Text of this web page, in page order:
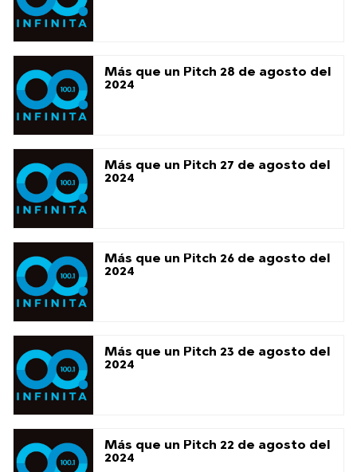
Más que un Pitch 28 de agosto del
2024
Más que un Pitch 27 de agosto del
2024
Más que un Pitch 26 de agosto del
2024
Más que un Pitch 23 de agosto del
2024
Más que un Pitch 22 de agosto del
2024